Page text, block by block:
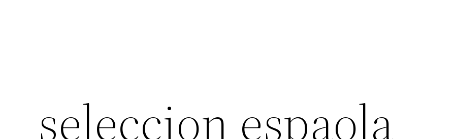
seleccion espaola